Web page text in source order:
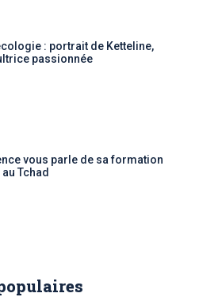
: portrait de Ketteline,
passionnée
vous parle de sa formation
Tchad